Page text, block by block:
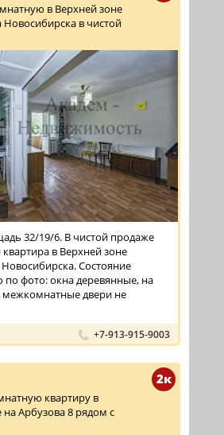
в Верхней зоне
в чистой
32/19/6. В чистой продаже
в Верхней зоне
Состояние
по фото: окна деревянные, на
межкомнатные двери не
+7-913-915-9003
2к
квартиру в
Арбузова 8 рядом с